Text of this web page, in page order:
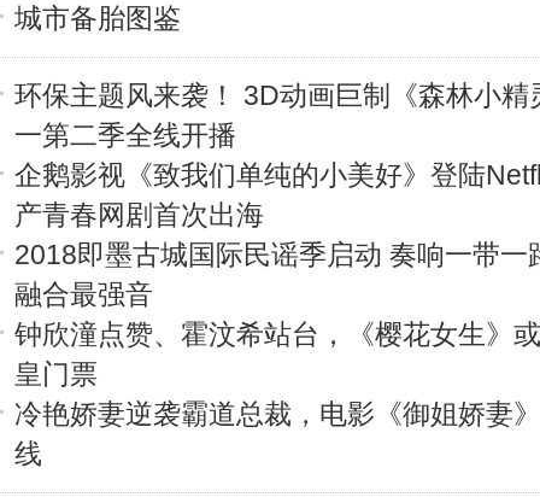
城市备胎图鉴
环保主题风来袭！ 3D动画巨制《森林小精
一第二季全线开播
企鹅影视《致我们单纯的小美好》登陆
产青春网剧首次出海
2018即墨古城国际民谣季启动 奏响一带一
融合最强音
钟欣潼点赞、霍汶希站台，《樱花女生》
皇门票
冷艳娇妻逆袭霸道总裁，电影《御姐娇妻
线